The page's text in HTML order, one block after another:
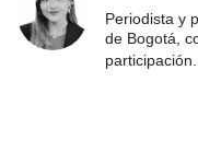
Periodista y
de Bogotá,
participación